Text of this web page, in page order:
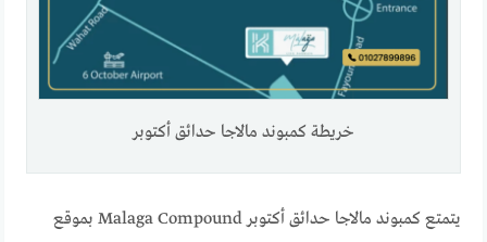
خريطة كمبوند مالاجا حدائق أكتوبر
يتمتع كمبوند مالاجا حدائق أكتوبر Malaga Compound بموقع